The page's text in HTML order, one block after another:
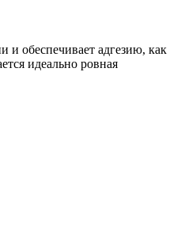
и обеспечивает адгезию, как
идеально ровная